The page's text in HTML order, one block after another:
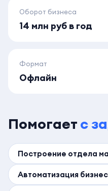
Оборот бизнеса
14 млн руб в год
Формат
Офлайн
Помогаетс
Построение отдела
Автоматизация